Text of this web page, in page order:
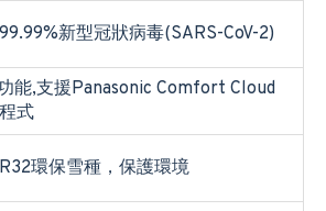
新型冠狀病毒(SARS-CoV-2)
能,支援Panasonic Comfort Cloud
式
環保雪種，保護環境